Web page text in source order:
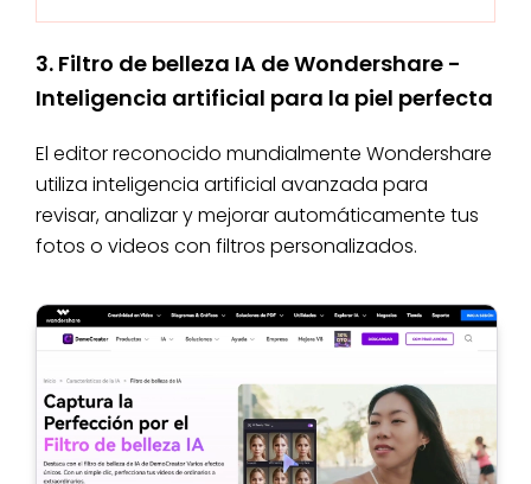
3. Filtro de belleza IA de Wondershare -
Inteligencia artificial para la piel perfecta
El editor reconocido mundialmente Wondershare
utiliza inteligencia artificial avanzada para
revisar, analizar y mejorar automáticamente tus
fotos o videos con filtros personalizados.